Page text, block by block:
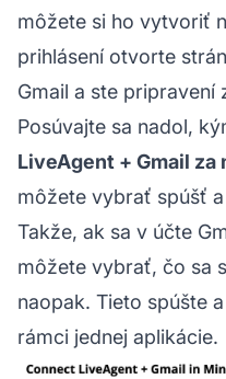
môžete si ho vytvoriť
prihlásení otvorte
Gmail a ste pripravení
Posúvajte sa nadol,
LiveAgent + Gmail za
môžete vybrať spúšť
Takže, ak sa v účte
môžete vybrať, čo sa
naopak. Tieto spúšte
rámci jednej aplikácie.